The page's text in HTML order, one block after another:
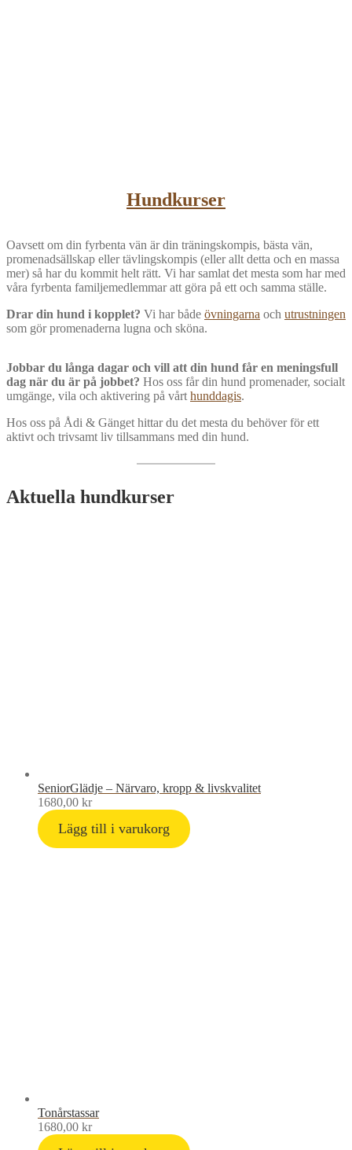
Hundkurser
Oavsett om din fyrbenta vän är din träningskompis, bästa vän,
promenadsällskap eller tävlingskompis (eller allt detta och en massa
mer) så har du kommit helt rätt. Vi har samlat det mesta som har med
våra fyrbenta familjemedlemmar att göra på ett och samma ställe.
Drar din hund i kopplet? Vi har både övningarna och utrustningen
som gör promenaderna lugna och sköna.
Jobbar du långa dagar och vill att din hund får en meningsfull
dag när du är på jobbet? Hos oss får din hund promenader, socialt
umgänge, vila och aktivering på vårthunddagis.
Hos oss på Ådi & Gänget hittar du det mesta du behöver för ett
aktivt och trivsamt liv tillsammans med din hund.
Aktuella hundkurser
SeniorGlädje – Närvaro, kropp & livskvalitet
1680,00 kr
Lägg till i varukorg
Tonårstassar
1680,00 kr